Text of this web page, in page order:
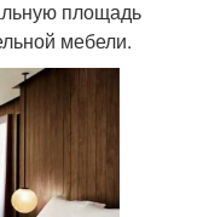
площадь
мебели.